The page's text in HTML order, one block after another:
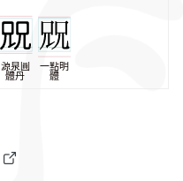
源泉圓
體丹
一點明
體